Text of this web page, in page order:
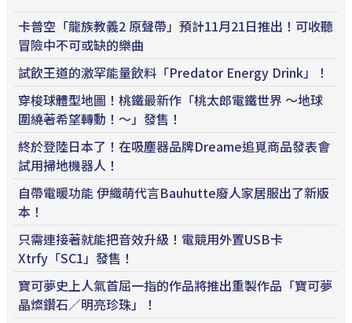
卡普空「龍族教義2 原聲帶」預計11月21日推出！可收聽
冒險中不可或缺的樂曲
試飲王道的激罕能量飲料「Predator Energy Drink」！
穿梭球體型地圖！桃鐵最新作「桃太郎電鐵世界 ～地球
圍繞著希望轉動！～」發售！
終於登陸日本了！在吸塵器品牌Dreame追覓商品發表會
試用掃地機器人！
自帶電暖功能 伊織萌代言Bauhutte廢人家居服出了新版
本！
只需連接著就能把音效升級！電競用外置USB卡
Xtrfy「SC1」發售！
寶可夢史上人氣首屈一指的作品將推出重製作品「寶可夢
晶燦鑽石／明亮珍珠」！